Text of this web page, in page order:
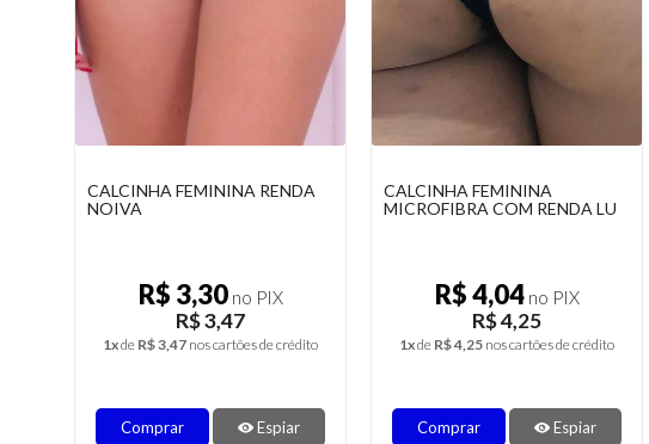
CALCINHA FEMININA
MICROFIBRA COM RENDA LU
R$ 4,04no PIX
R$ 4,25
1xde R$ 4,25 nos cartões de crédito
Comprar Espiar
CALCINHA MICROFIBRA
TRADICIONAL ESTAMPADA
R$ 3,80no PIX
R$ 4,00
1xde R$ 4,00 nos cartões de crédito
Comprar Espiar